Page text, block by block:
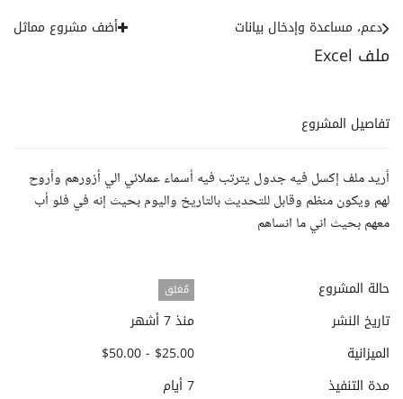
ملف Excel
دعم، مساعدة وإدخال بيانات أضف مشروع مماثل
تفاصيل المشروع
أريد ملف إكسل فيه جدول يترتب فيه أسماء عملائي الي أزورهم وأروح
لهم ويكون منظم وقابل للتحديث بالتاريخ واليوم بحيث إنه في فلو أب
معهم بحيث اني ما انساهم
حالة المشروع مُغلق
تاريخ النشر
منذ 7 أشهر
الميزانية
$25.00 - $50.00
مدة التنفيذ
7 أيام